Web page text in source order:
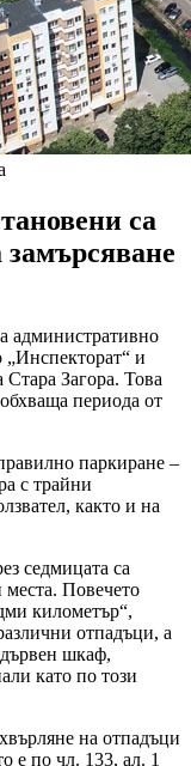
са
административно
и
Загора. Това
периода от
паркиране –
с трайни
както и на
седмицата са
места. Повечето
километър“,
отпадъци, а
шкаф,
като по този
на отпадъци
е по чл. 133, ал. 1